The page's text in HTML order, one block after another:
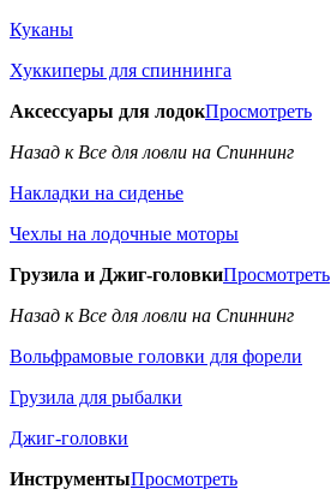
Куканы
Хуккиперы для спиннинга
Аксессуары для лодокПросмотреть
Назад к Все для ловли на Спиннинг
Накладки на сиденье
Чехлы на лодочные моторы
Грузила и Джиг-головкиПросмотреть
Назад к Все для ловли на Спиннинг
Вольфрамовые головки для форели
Грузила для рыбалки
Джиг-головки
ИнструментыПросмотреть